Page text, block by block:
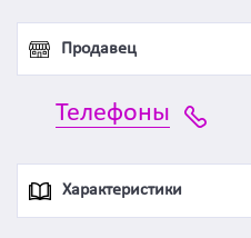
Продавец
Телефоны
Характеристики